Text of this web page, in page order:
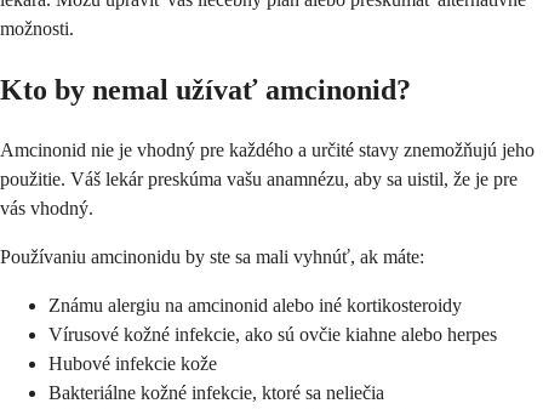
možnosti.
Kto by nemal užívať amcinonid?
Amcinonid nie je vhodný pre každého a určité stavy znemožňujú jeho
použitie. Váš lekár preskúma vašu anamnézu, aby sa uistil, že je pre
vás vhodný.
Používaniu amcinonidu by ste sa mali vyhnúť, ak máte:
Známu alergiu na amcinonid alebo iné kortikosteroidy
Vírusové kožné infekcie, ako sú ovčie kiahne alebo herpes
Hubové infekcie kože
Bakteriálne kožné infekcie, ktoré sa neliečia